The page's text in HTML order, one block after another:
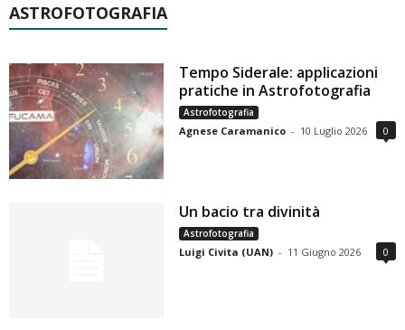
ASTROFOTOGRAFIA
Tempo Siderale: applicazioni
pratiche in Astrofotografia
Astrofotografia
Agnese Caramanico - 10 Luglio 2026 0
Un bacio tra divinità
Astrofotografia
Luigi Civita (UAN) - 11 Giugno 2026 0